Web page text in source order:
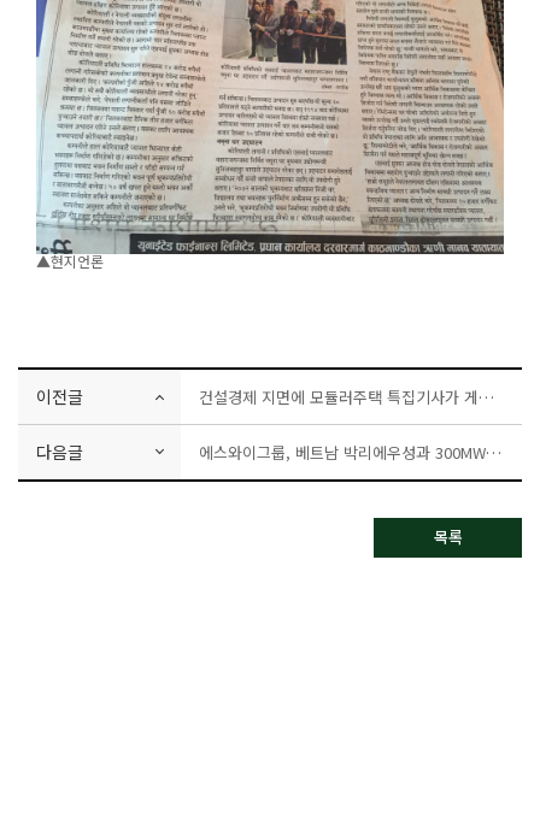
▲현지언론
이전글 건설경제 지면에 모듈러주택 특집기사가 게재됐습니다.
다음글 에스와이그룹, 베트남 박리에우성과 300MW 태양광발전사업 MOU
목록